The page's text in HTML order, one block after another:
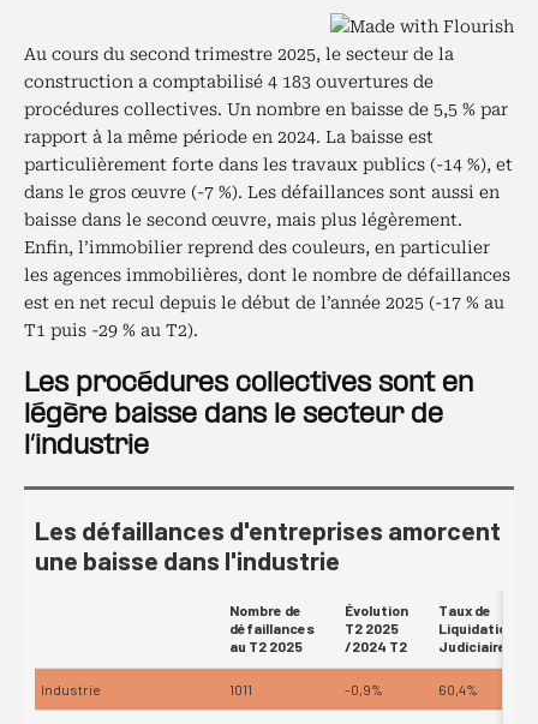
Au cours du second trimestre 2025, le secteur de la
construction a comptabilisé 4 183 ouvertures de
procédures collectives. Un nombre en baisse de 5,5 % par
rapport à la même période en 2024. La baisse est
particulièrement forte dans les travaux publics (-14 %), et
dans le gros œuvre (-7 %). Les défaillances sont aussi en
baisse dans le second œuvre, mais plus légèrement.
Enfin, l’immobilier reprend des couleurs, en particulier
les agences immobilières, dont le nombre de défaillances
est en net recul depuis le début de l’année 2025 (-17 % au
T1 puis -29 % au T2).
Les procédures collectives sont en
légère baisse dans le secteur de
l’industrie